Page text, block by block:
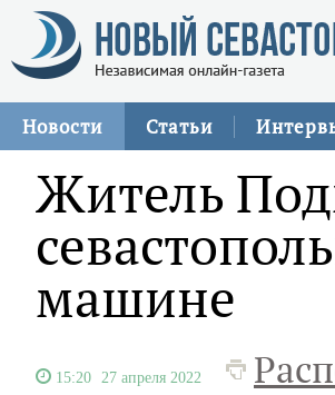
Новости Статьи
Житель
машине
15:20 27 апреля 2022